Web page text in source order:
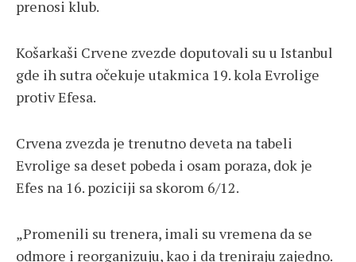
prenosi klub.
Košarkaši Crvene zvezde doputovali su u Istanbul
gde ih sutra očekuje utakmica 19. kola Evrolige
protiv Efesa.
Crvena zvezda je trenutno deveta na tabeli
Evrolige sa deset pobeda i osam poraza, dok je
Efes na 16. poziciji sa skorom 6/12.
„Promenili su trenera, imali su vremena da se
odmore i reorganizuju, kao i da treniraju zajedno.